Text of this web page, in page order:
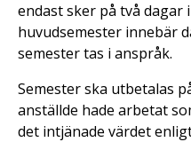
endast sker på två dagar
huvudsemester innebär
semester tas i anspråk.
Semester ska utbetalas
anställde hade arbetat
det intjänade värdet